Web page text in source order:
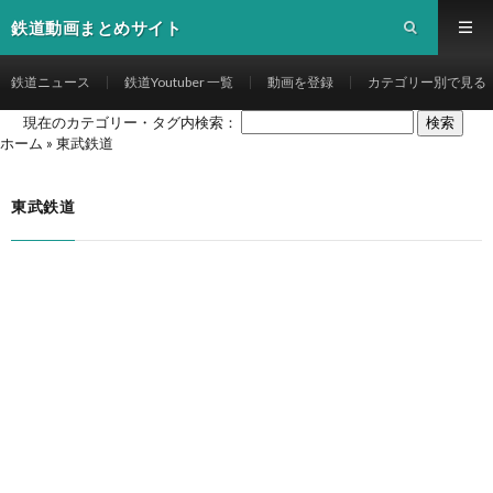
鉄道動画まとめサイト
鉄道ニュース 鉄道Youtuber 一覧 動画を登録 カテゴリー別で見る
現在のカテゴリー・タグ内検索：
ホーム » 東武鉄道
東武鉄道